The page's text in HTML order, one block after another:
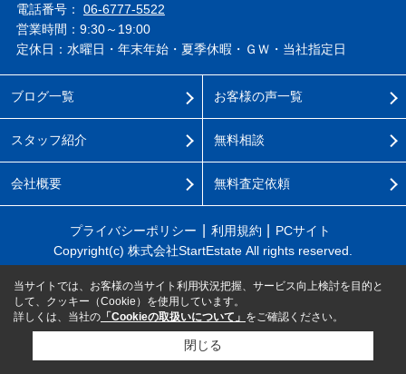
電話番号： 06-6777-5522
営業時間：9:30～19:00
定休日：水曜日・年末年始・夏季休暇・ＧＷ・当社指定日
ブログ一覧
スタッフ紹介
会社概要
お客様の声一覧
無料相談
無料査定依頼
プライバシーポリシー 利用規約
PCサイト
Copyright(c) 株式会社StartEstate All rights reserved.
当サイトでは、お客様の当サイト利用状況把握、サービス向上検討を目的と
して、クッキー（Cookie）を使用しています。
詳しくは、当社の 「Cookieの取扱いについて」 をご確認ください。
閉じる